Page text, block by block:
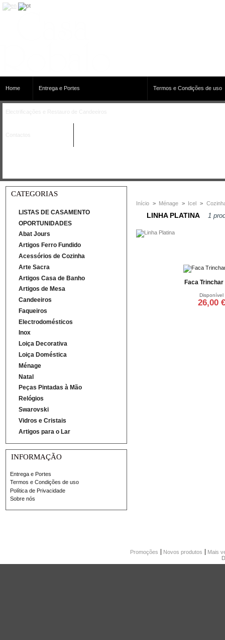
Home Entrega e Portes Termos e Condições de uso
Electrificações e Restauro de Candeeiros
Contactos
CATEGORIAS
LISTAS DE CASAMENTO
OPORTUNIDADES
Abat Jours
Artigos Ferro Fundido
Acessórios de Cozinha
Arte Sacra
Artigos Casa de Banho
Artigos de Mesa
Candeeiros
Faqueiros
Electrodomésticos
Inox
Loiça Decorativa
Loiça Doméstica
Ménage
Natal
Peças Pintadas à Mão
Relógios
Swarovski
Vidros e Cristais
Artigos para o Lar
INFORMAÇÃO
Entrega e Portes
Termos e Condições de uso
Política de Privacidade
Sobre nós
Início > Ménage > Icel >
LINHA PLATINA 1
Faca Trinchar
Disponível
26,00 €
Promoções Novos produtos
Mais